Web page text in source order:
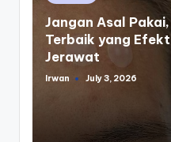
in
Jangan Asal
Terbaik yang
Jerawat
Posted
Irwan July 3, 2026